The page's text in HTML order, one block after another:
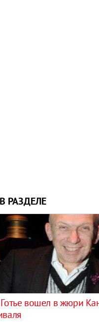
РАЗДЕЛЕ
вошел в жюри